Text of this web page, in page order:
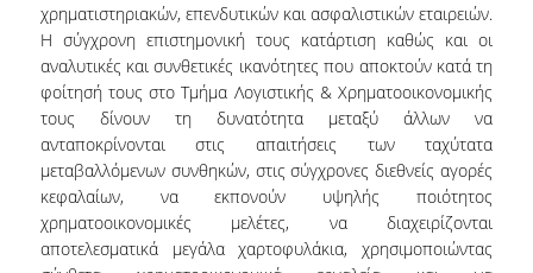
ΜΕΛΗ ΔΕΠ
ΕΙΔΙΚΟΙ ΕΠΙΣΤΗΜΟΝΕΣ
Ε.Τ.Ε.Π.
Ε.ΔΙ.Π
ΔΙΟΙΚΗΤΙΚΟ ΠΡΟΣΩΠΙΚΟ
ΥΠΟΨΗΦΙΟΙ ΔΙΔΑΚΤΟΡΕΣ
χρηματιστηριακών, επενδυτικών και ασφαλιστικών εταιρειών.
Η σύγχρονη επιστημονική τους κατάρτιση καθώς και οι
αναλυτικές και συνθετικές ικανότητες που αποκτούν κατά τη
φοίτησή τους στο Τμήμα Λογιστικής & Χρηματοοικονομικής
τους δίνουν τη δυνατότητα μεταξύ άλλων να
ανταποκρίνονται στις απαιτήσεις των ταχύτατα
μεταβαλλόμενων συνθηκών, στις σύγχρονες διεθνείς αγορές
κεφαλαίων, να εκπονούν υψηλής ποιότητος
χρηματοοικονομικές μελέτες, να διαχειρίζονται
αποτελεσματικά μεγάλα χαρτοφυλάκια, χρησιμοποιώντας